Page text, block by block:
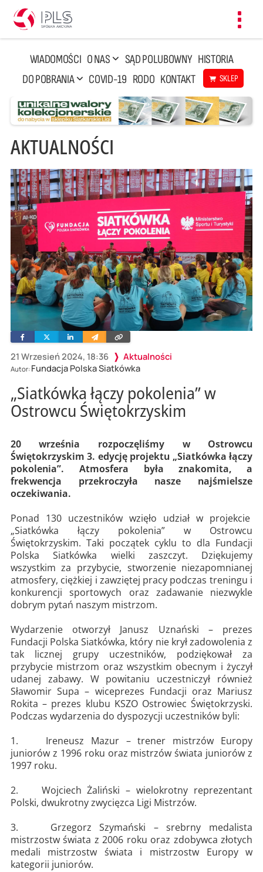
WIADOMOŚCI O NAS SĄD POLUBOWNY HISTORIA
DO POBRANIA
COVID-19 RODO KONTAKT SKLEP
AKTUALNOŚCI
21 Wrzesień 2024, 18:36 Aktualności
Autor: Fundacja Polska Siatkówka
FacebookTwitterLinkedinWyślij
e-
Skopiuj
link
„Siatkówka łączy pokolenia” w
Ostrowcu Świętokrzyskim
20 września rozpoczęliśmy w Ostrowcu
Świętokrzyskim 3. edycję projektu „Siatkówka łączy
pokolenia”. Atmosfera była znakomita, a
frekwencja przekroczyła nasze najśmielsze
oczekiwania.
Ponad 130 uczestników wzięło udział w projekcie
„Siatkówka łączy pokolenia” w Ostrowcu
Świętokrzyskim. Taki początek cyklu to dla Fundacji
Polska Siatkówka wielki zaszczyt. Dziękujemy
wszystkim za przybycie, stworzenie niezapomnianej
atmosfery, ciężkiej i zawziętej pracy podczas treningu i
konkurencji sportowych oraz zadawanie niezwykle
dobrym pytań naszym mistrzom.
Wydarzenie otworzył Janusz Uznański – prezes
Fundacji Polska Siatkówka, który nie krył zadowolenia z
tak licznej grupy uczestników, podziękował za
przybycie mistrzom oraz wszystkim obecnym i życzył
udanej zabawy. W powitaniu uczestniczył również
Sławomir Supa – wiceprezes Fundacji oraz Mariusz
Rokita – prezes klubu KSZO Ostrowiec Świętokrzyski.
Podczas wydarzenia do dyspozycji uczestników byli:
1. Ireneusz Mazur – trener mistrzów Europy
juniorów z 1996 roku oraz mistrzów świata juniorów z
1997 roku.
2. Wojciech Żaliński – wielokrotny reprezentant
Polski, dwukrotny zwycięzca Ligi Mistrzów.
3. Grzegorz Szymański – srebrny medalista
mistrzostw świata z 2006 roku oraz zdobywca złotych
medali mistrzostw świata i mistrzostw Europy w
kategorii juniorów.